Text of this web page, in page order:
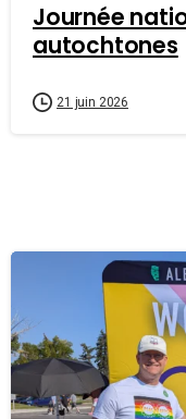
Journée
autochtones
21 juin 2026